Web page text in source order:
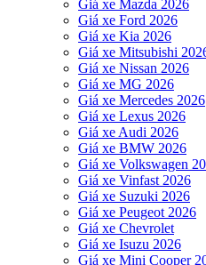
Giá xe Mazda 2026
Giá xe Ford 2026
Giá xe Kia 2026
Giá xe Mitsubishi
Giá xe Nissan 2026
Giá xe MG 2026
Giá xe Mercedes 2026
Giá xe Lexus 2026
Giá xe Audi 2026
Giá xe BMW 2026
Giá xe Volkswagen
Giá xe Vinfast 2026
Giá xe Suzuki 2026
Giá xe Peugeot 2026
Giá xe Chevrolet
Giá xe Isuzu 2026
Giá xe Mini Cooper